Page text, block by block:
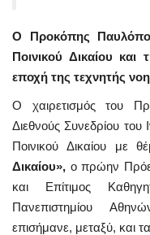
Ο Προκόπης
Ποινικού Δικαίου
εποχή της τεχνητής
Ο χαιρετισμός του
Διεθνούς Συνεδρίου του
Ποινικού Δικαίου με
Δικαίου», ο πρώην
και Επίτιμος
Πανεπιστημίου
επισήμανε, μεταξύ, και